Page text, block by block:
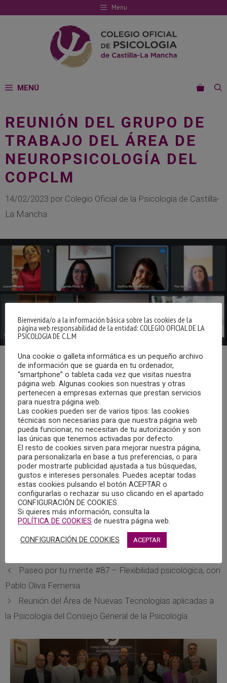
al
Menu
MENÚ
REUNIÓN DEL GRUPO DE
TRABAJO DEL ÁREA DE
NEUROPSICOLOGÍA DEL
COPCLM
14/02/2023 por Colegio Oficial de la Psicología de Castilla-
La Mancha
El pasado 21 de enero se celebró una reunión del Grupo de
Trabajo de Neuropsicología del Colegio Oficial de la
Psicología de Castilla-La Mancha.
Entre los temas tratados se encontraron las dos guías
sobre las que está trabajando el grupo, una de manejo de
síntomas psicológicos del COVID persistente y otra de
pandemias, la participación de los miembros del grupo en
la sección del COPCLM en Radio Chinchilla los sábados
por la mañana y, principalmente, la jornada de
Neuropsicología que se está organizando desde el colegio
para celebrarse durante este año.
La próxima reunión está prevista para el sábado 11 de
Paseo por tu mente #87 – Flexibilidad psicológica, con
Pablo Oliva Femenia
Reunión del Área de Nuevas Tecnologías aplicadas a
la Psicología del Consejo General de la Psicología
Bienvenida/o a la información básica sobre las cookies de la
página web responsabilidad de la entidad: COLEGIO OFICIAL DE LA
PSICOLOGIA DE C.L.M
Una cookie o galleta informática es un pequeño archivo
de información que se guarda en tu ordenador,
“smartphone” o tableta cada vez que visitas nuestra
página web. Algunas cookies son nuestras y otras
pertenecen a empresas externas que prestan servicios
para nuestra página web.
Las cookies pueden ser de varios tipos: las cookies
técnicas son necesarias para que nuestra página web
pueda funcionar, no necesitan de tu autorización y son
las únicas que tenemos activadas por defecto.
El resto de cookies sirven para mejorar nuestra página,
para personalizarla en base a tus preferencias, o para
poder mostrarte publicidad ajustada a tus búsquedas,
gustos e intereses personales. Puedes aceptar todas
estas cookies pulsando el botón ACEPTAR o
configurarlas o rechazar su uso clicando en el apartado
CONFIGURACIÓN DE COOKIES.
Si quieres más información, consulta la
POLÍTICA DE COOKIES de nuestra página web.
CONFIGURACIÓN DE COOKIES ACEPTAR